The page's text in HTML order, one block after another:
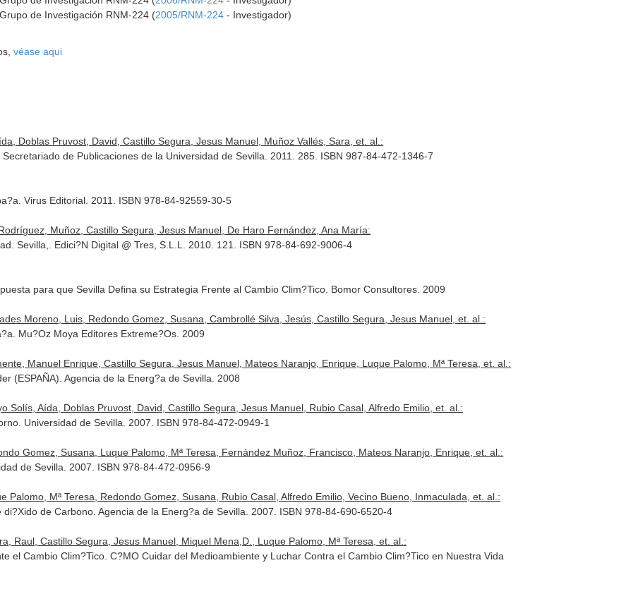
de Investigación RNM-224 (2005/RNM-224 - Investigador)
véase aqui
Doblas Pruvost, David, Castillo Segura, Jesus Manuel, Muñoz Vallés, Sara, et. al.:
de Publicaciones de la Universidad de Sevilla. 2011. 285. ISBN 987-84-472-1346-7
Virus Editorial. 2011. ISBN 978-84-92559-30-5
Muñoz, Castillo Segura, Jesus Manuel, De Haro Fernández, Ana María:
Sevilla,. Edici?N Digital @ Tres, S.L.L. 2010. 121. ISBN 978-84-692-9006-4
para que Sevilla Defina su Estrategia Frente al Cambio Clim?Tico. Bomor Consultores. 2009
Moreno, Luis, Redondo Gomez, Susana, Cambrollé Silva, Jesús, Castillo Segura, Jesus Manuel, et. al.:
Mu?Oz Moya Editores Extreme?Os. 2009
Manuel Enrique, Castillo Segura, Jesus Manuel, Mateos Naranjo, Enrique, Luque Palomo, Mª Teresa, et. al.:
(ESPAÑA). Agencia de la Energ?a de Sevilla. 2008
Solís, Aída, Doblas Pruvost, David, Castillo Segura, Jesus Manuel, Rubio Casal, Alfredo Emilio, et. al.:
Universidad de Sevilla. 2007. ISBN 978-84-472-0949-1
Gomez, Susana, Luque Palomo, Mª Teresa, Fernández Muñoz, Francisco, Mateos Naranjo, Enrique, et. al.:
de Sevilla. 2007. ISBN 978-84-472-0956-9
Palomo, Mª Teresa, Redondo Gomez, Susana, Rubio Casal, Alfredo Emilio, Vecino Bueno, Inmaculada, et. al.:
de Carbono. Agencia de la Energ?a de Sevilla. 2007. ISBN 978-84-690-6520-4
Raul, Castillo Segura, Jesus Manuel, Miquel Mena,D., Luque Palomo, Mª Teresa, et. al.:
el Cambio Clim?Tico. C?MO Cuidar del Medioambiente y Luchar Contra el Cambio Clim?Tico en Nuestra Vida